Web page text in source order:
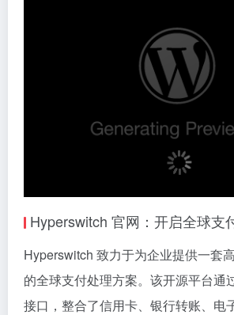
Hyperswitch 官网：开启全球支
Hyperswitch 致力于为企业提供一套
的全球支付处理方案。该开源平台通
接口，整合了信用卡、银行转账、电